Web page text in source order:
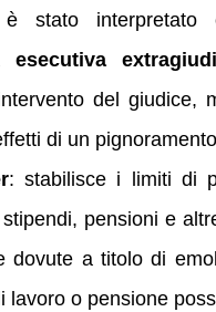
è stato interpretato
esecutiva
del giudice,
di un
: stabilisce i limiti di
pensioni e
dovute a titolo di
lavoro o pensione